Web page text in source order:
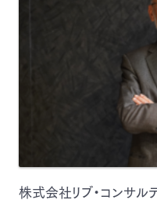
株式会社リブ・コンサル